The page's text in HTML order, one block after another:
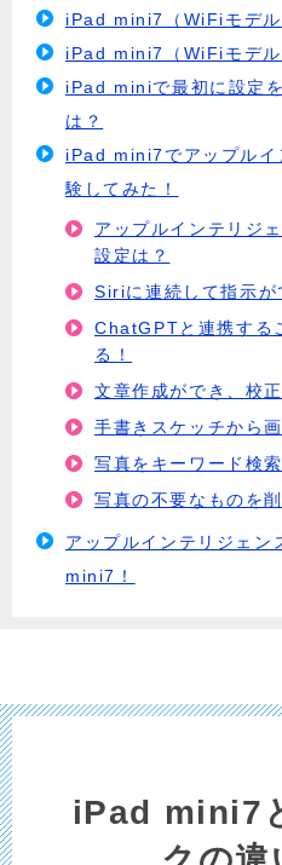
iPad mini7（WiFiモデル
iPad mini7（WiFiモデル
iPad miniで最初に設定
は？
iPad mini7でアップルイ
験してみた！
アップルインテリジ
設定は？
Siriに連続して指示が
ChatGPTと連携する
る！
文章作成ができ、校
手書きスケッチから
写真をキーワード検索
写真の不要なものを削
アップルインテリジェン
mini7！
iPad mini7